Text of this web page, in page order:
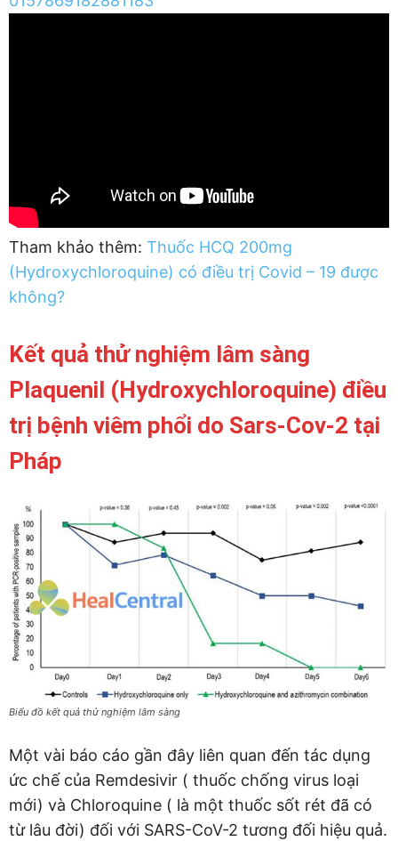
Tham khảo thêm: Thuốc HCQ 200mg
(Hydroxychloroquine) có điều trị Covid – 19 được
không?
Kết quả thử nghiệm lâm sàng
Plaquenil (Hydroxychloroquine) điều
trị bệnh viêm phổi do Sars-Cov-2 tại
Pháp
Biểu đồ kết quả thử nghiệm lâm sàng
Một vài báo cáo gần đây liên quan đến tác dụng
ức chế của Remdesivir ( thuốc chống virus loại
mới) và Chloroquine ( là một thuốc sốt rét đã có
từ lâu đời) đối với SARS-CoV-2 tương đối hiệu quả.